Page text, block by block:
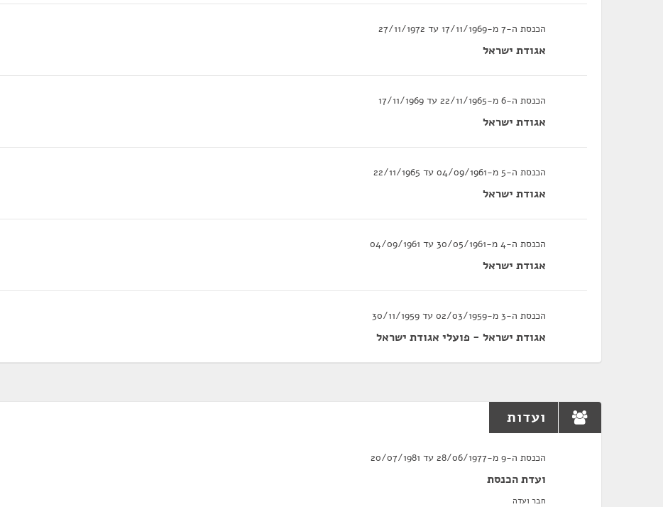
הכנסת ה-7 מ-17/11/1969 עד 27/11/1972
אגודת ישראל
הכנסת ה-6 מ-22/11/1965 עד 17/11/1969
אגודת ישראל
הכנסת ה-5 מ-04/09/1961 עד 22/11/1965
אגודת ישראל
הכנסת ה-4 מ-30/05/1961 עד 04/09/1961
אגודת ישראל
הכנסת ה-3 מ-02/03/1959 עד 30/11/1959
אגודת ישראל - פועלי אגודת ישראל
ועדות
הכנסת ה-9 מ-28/06/1977 עד 20/07/1981
ועדת הכנסת
חבר ועדה